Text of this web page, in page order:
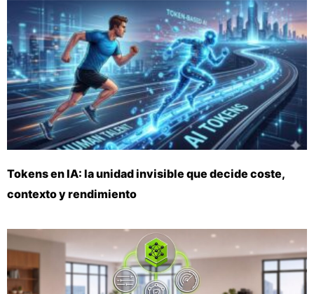
Tokens en IA: la unidad invisible que decide coste,
contexto y rendimiento